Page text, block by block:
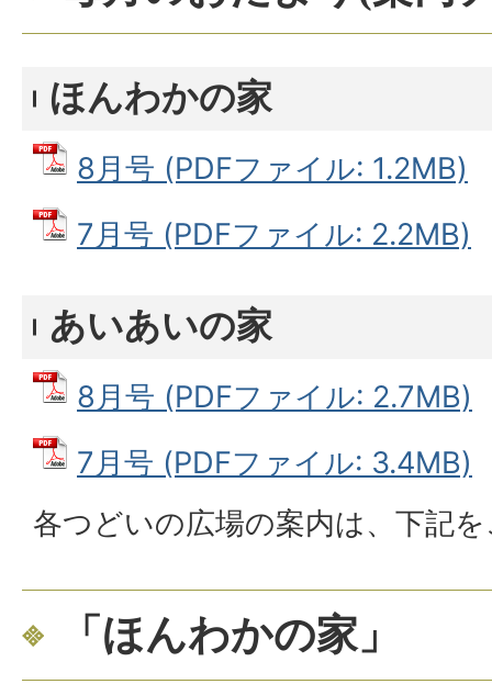
ほんわかの家
8月号 (PDFファイル: 1.2MB)
7月号 (PDFファイル: 2.2MB)
あいあいの家
8月号 (PDFファイル: 2.7MB)
7月号 (PDFファイル: 3.4MB)
各つどいの広場の案内は、下記
「ほんわかの家」